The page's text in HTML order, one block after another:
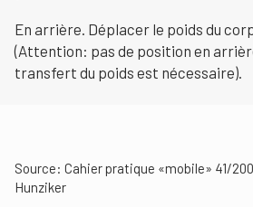
En arrière. Déplacer le poids du
(Attention: pas de position en
transfert du poids est nécessaire).
Source: Cahier pratique «mobile» 41/
Hunziker